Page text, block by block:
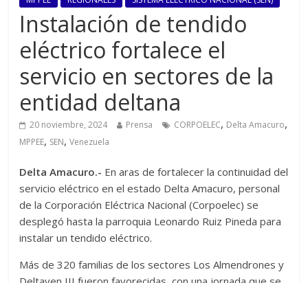
Instalación de tendido
eléctrico fortalece el
servicio en sectores de la
entidad deltana
20 noviembre, 2024 Prensa CORPOELEC, Delta Amacuro,
MPPEE, SEN,Venezuela
Delta Amacuro.- En aras de fortalecer la continuidad del
servicio eléctrico en el estado Delta Amacuro, personal
de la Corporación Eléctrica Nacional (Corpoelec) se
desplegó hasta la parroquia Leonardo Ruiz Pineda para
instalar un tendido eléctrico.
Más de 320 familias de los sectores Los Almendrones y